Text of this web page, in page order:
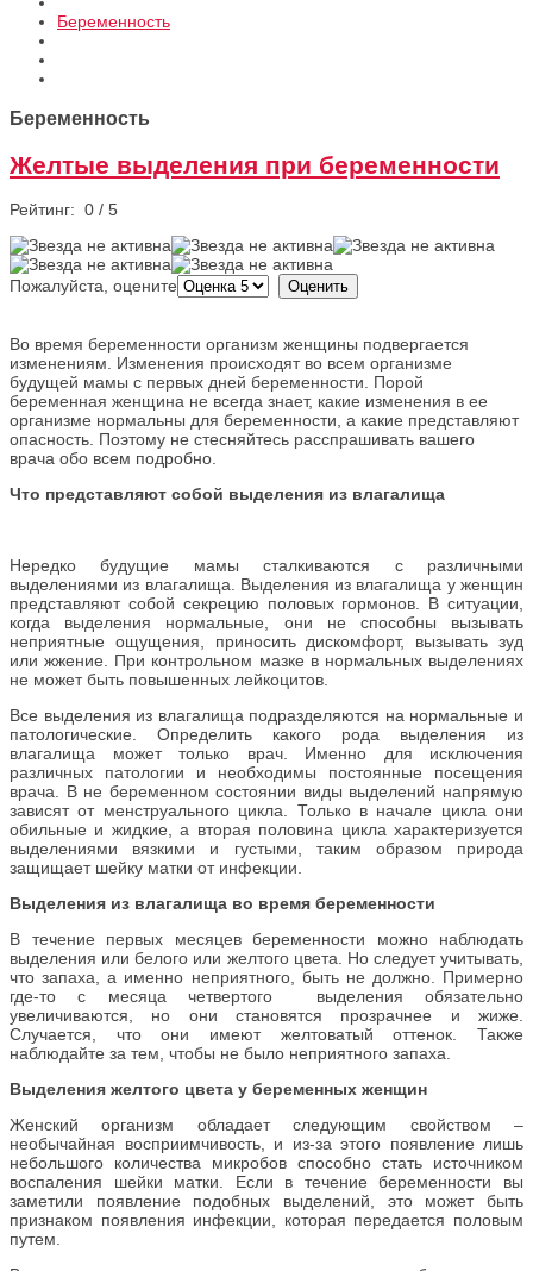
Беременность
Беременность
Желтые выделения при беременности
Рейтинг: 0 / 5
Пожалуйста, оцените
Во время беременности организм женщины подвергается
изменениям. Изменения происходят во всем организме
будущей мамы с первых дней беременности. Порой
беременная женщина не всегда знает, какие изменения в ее
организме нормальны для беременности, а какие представляют
опасность. Поэтому не стесняйтесь расспрашивать вашего
врача обо всем подробно.
Что представляют собой выделения из влагалища
Нередко будущие мамы сталкиваются с различными
выделениями из влагалища. Выделения из влагалища у женщин
представляют собой секрецию половых гормонов. В ситуации,
когда выделения нормальные, они не способны вызывать
неприятные ощущения, приносить дискомфорт, вызывать зуд
или жжение. При контрольном мазке в нормальных выделениях
не может быть повышенных лейкоцитов.
Все выделения из влагалища подразделяются на нормальные и
патологические. Определить какого рода выделения из
влагалища может только врач. Именно для исключения
различных патологии и необходимы постоянные посещения
врача. В не беременном состоянии виды выделений напрямую
зависят от менструального цикла. Только в начале цикла они
обильные и жидкие, а вторая половина цикла характеризуется
выделениями вязкими и густыми, таким образом природа
защищает шейку матки от инфекции.
Выделения из влагалища во время беременности
В течение первых месяцев беременности можно наблюдать
выделения или белого или желтого цвета. Но следует учитывать,
что запаха, а именно неприятного, быть не должно. Примерно
где-то с месяца четвертого выделения обязательно
увеличиваются, но они становятся прозрачнее и жиже.
Случается, что они имеют желтоватый оттенок. Также
наблюдайте за тем, чтобы не было неприятного запаха.
Выделения желтого цвета у беременных женщин
Женский организм обладает следующим свойством –
необычайная восприимчивость, и из-за этого появление лишь
небольшого количества микробов способно стать источником
воспаления шейки матки. Если в течение беременности вы
заметили появление подобных выделений, это может быть
признаком появления инфекции, которая передается половым
путем.